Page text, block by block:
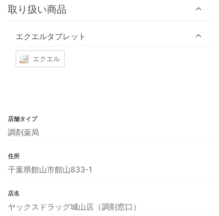
取り扱い商品
エクエルタブレット
エクエル
店舗タイプ
調剤薬局
住所
千葉県館山市館山833-1
店名
ヤックスドラッグ城山店（調剤窓口）